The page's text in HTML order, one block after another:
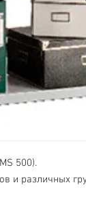
500).
и различных